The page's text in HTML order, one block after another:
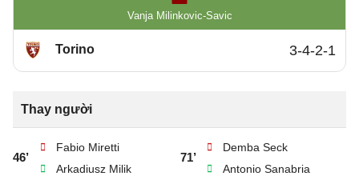
Vanja Milinkovic-Savic
Torino 3-4-2-1
Thay người
46’
Fabio Miretti
Arkadiusz Milik
71’
Demba Seck
Antonio Sanabria